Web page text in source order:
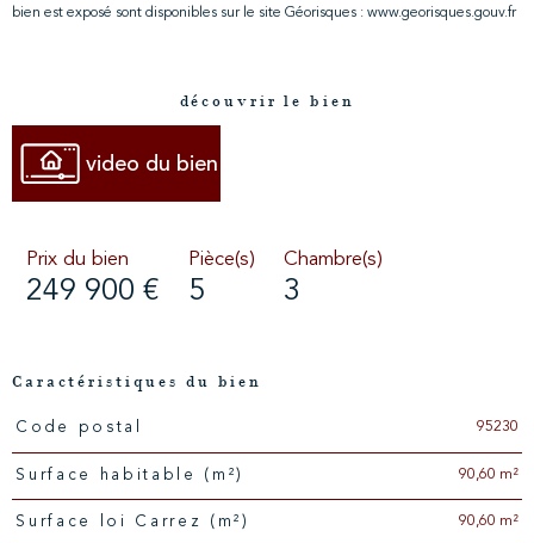
bien est exposé sont disponibles sur le site Géorisques : www.georisques.gouv.fr
découvrir le bien
video du bien
Prix du bien
249 900 €
Pièce(s)
5
Chambre(s)
3
Caractéristiques du bien
Caractéristiques Valeurs
Code postal 95230
Surface habitable (m²) 90,60 m²
Surface loi Carrez (m²) 90,60 m²